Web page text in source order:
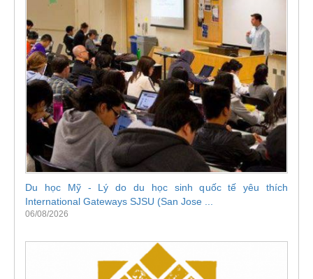
Du học Mỹ - Lý do du học sinh quốc tế yêu thích
International Gateways SJSU (San Jose ...
06/08/2026